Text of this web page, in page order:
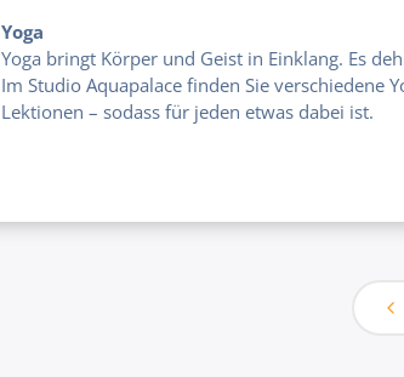
Yoga
Yoga bringt Körper und Geist in Einklang. Es
Im Studio Aquapalace finden Sie verschiedene
Lektionen – sodass für jeden etwas dabei ist.